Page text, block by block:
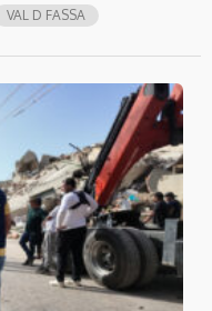
VAL D FASSA